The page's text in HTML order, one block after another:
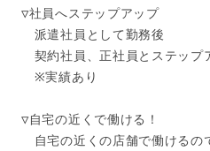
▽社員へステップアップ
派遣社員として勤務後
契約社員、正社員とステップ
※実績あり
▽自宅の近くで働ける！
自宅の近くの店舗で働けるの